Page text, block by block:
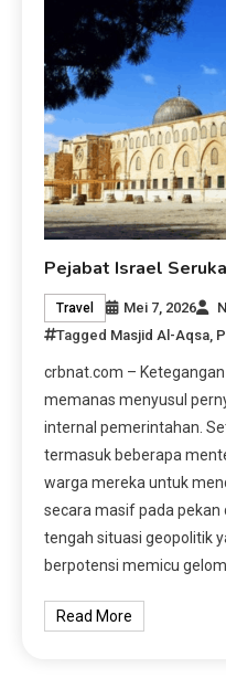
Pejabat Israel
Travel Mei 7, 2026
Tagged Masjid Al-Aqsa
crbnat.com –
memanas menyusul
internal pemerintahan.
termasuk beberapa
warga mereka untuk
secara masif pada pekan
tengah situasi geopolitik
berpotensi memicu
Read More